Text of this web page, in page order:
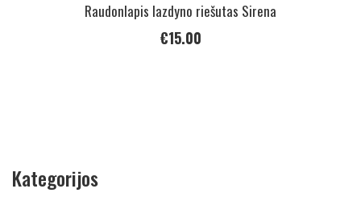
Raudonlapis lazdyno riešutas Sirena
€15.00
Kategorijos